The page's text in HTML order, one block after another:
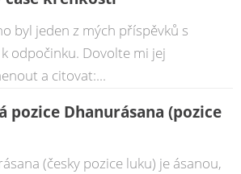
byl jeden z mých příspěvků s
odpočinku. Dovolte mi jej
a citovat:...
pozice Dhanurásana (pozice
(česky pozice luku) je ásanou,